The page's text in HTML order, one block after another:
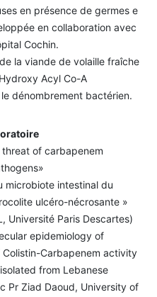
en présence de germes e
en collaboration avec
Cochin.
la viande de volaille fraîche
Acyl Co-A
dénombrement bactérien.
threat of carbapenem
microbiote intestinal du
ulcéro-nécrosante »
Université Paris Descartes)
epidemiology of
Carbapenem activity
from Lebanese
Pr Ziad Daoud, University of